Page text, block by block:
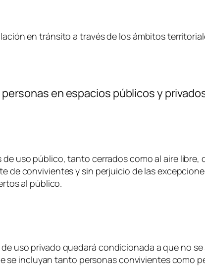
en tránsito a través de los ámbitos
en espacios públicos y
uso público, tanto cerrados como al aire
de convivientes y sin perjuicio de las
al público.
uso privado quedará condicionada a que no
se incluyan tanto personas convivientes como